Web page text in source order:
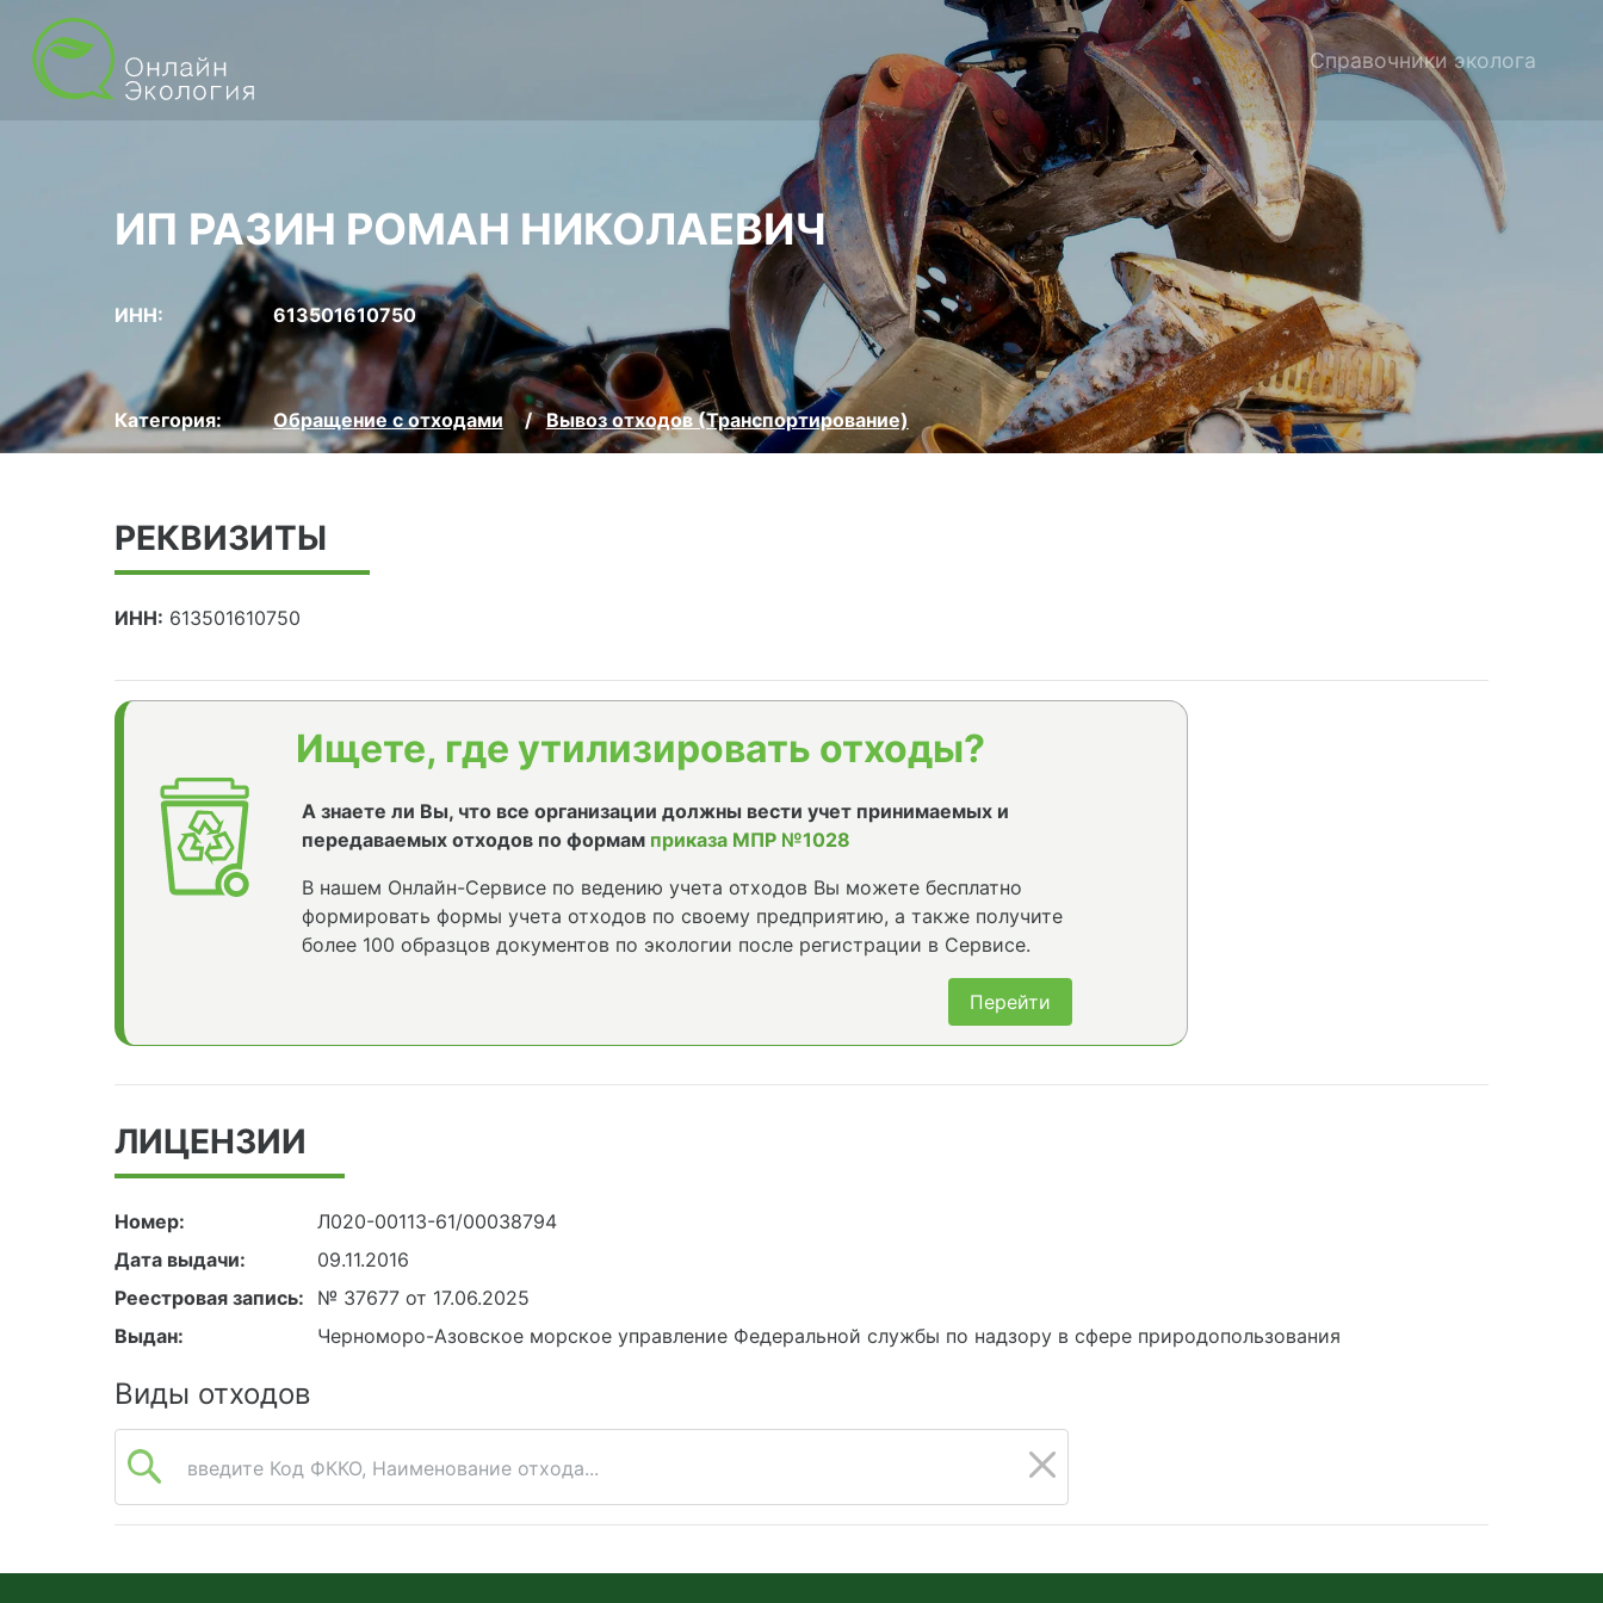
Справочники эколога
ИП РАЗИН РОМАН НИКОЛАЕВИЧ
ИНН: 613501610750
Категория: Обращение с отходами Вывоз отходов (Транспортирование)
РЕКВИЗИТЫ
ИНН: 613501610750
Ищете, где утилизировать отходы?
А знаете ли Вы, что все организации должны вести учет принимаемых и
передаваемых отходов по формам приказа МПР №1028
В нашем Онлайн-Сервисе по ведению учета отходов Вы можете бесплатно
формировать формы учета отходов по своему предприятию, а также получите
более 100 образцов документов по экологии после регистрации в Сервисе.
Перейти
ЛИЦЕНЗИИ
Номер:
Л020-00113-61/00038794
Дата выдачи:
09.11.2016
Реестровая запись:
№ 37677 от 17.06.2025
Выдан:
Черноморо-Азовское морское управление Федеральной службы по надзору в сфере природопользования
Виды отходов
введите Код ФККО, Наименование отхода...